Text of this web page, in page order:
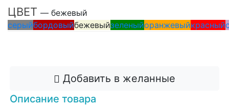
ЦВЕТ — бежевый
серыйбордовыйбежевыйзеленыйоранжевыйкрасный
Добавить в желанные
Описание товара